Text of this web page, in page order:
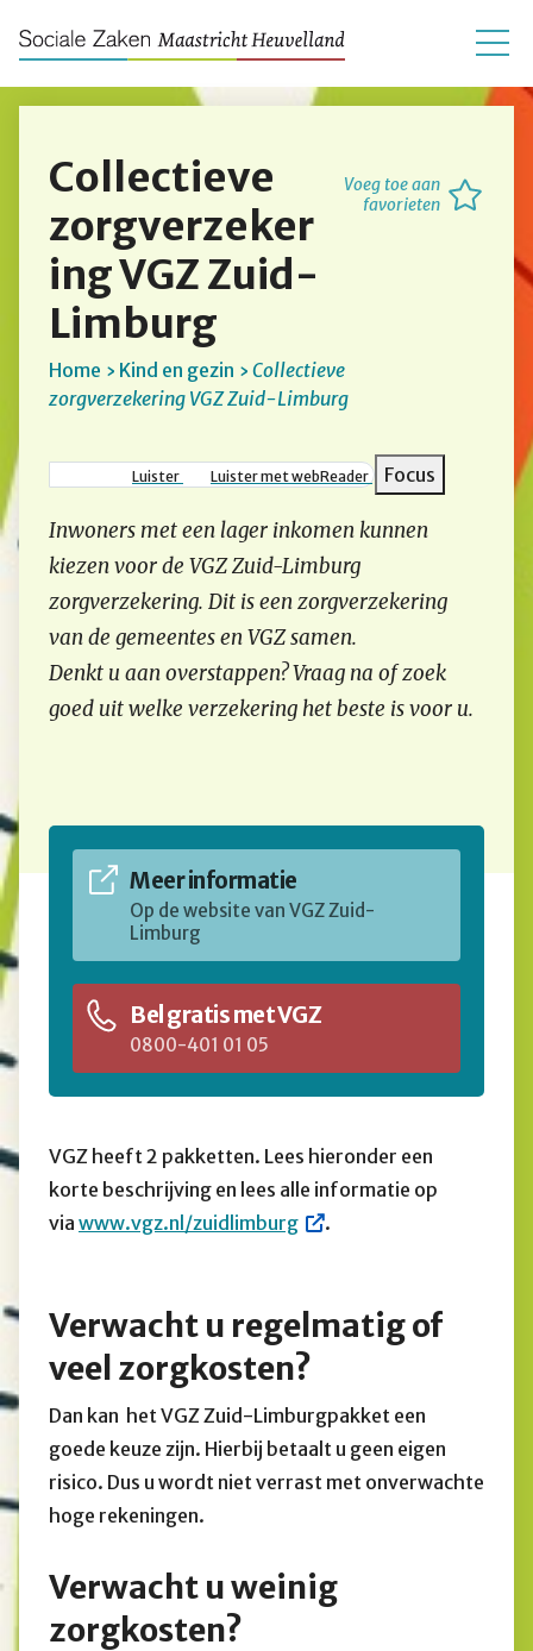
Voeg toe aan
favorieten
Collectieve
zorgverzeker
ing VGZ Zuid-
Limburg
Home Kind en gezin
Collectieve
zorgverzekering VGZ Zuid-Limburg
Luister Luister met webReader Focus
Inwoners met een lager inkomen kunnen
kiezen voor de VGZ Zuid-Limburg
zorgverzekering. Dit is een zorgverzekering
van de gemeentes en VGZ samen.
Denkt u aan overstappen? Vraag na of zoek
goed uit welke verzekering het beste is voor u.
Meer informatie
Op de website van VGZ Zuid-
Limburg
Bel gratis met VGZ
0800-401 01 05
VGZ heeft 2 pakketten. Lees hieronder een
korte beschrijving en lees alle informatie op
via www.vgz.nl/zuidlimburg .
Verwacht u regelmatig of
veel zorgkosten?
Dan kan het VGZ Zuid-Limburgpakket een
goede keuze zijn. Hierbij betaalt u geen eigen
risico. Dus u wordt niet verrast met onverwachte
hoge rekeningen.
Verwacht u weinig
zorgkosten?